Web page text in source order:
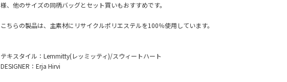
様、他のサイズの同柄バッグとセット買いもおすすめです。
こちらの製品は、主素材にリサイクルポリエステルを100％使用しています。
テキスタイル：Lemmitty(レッミッティ)/スウィートハート
DESIGNER：Erja Hirvi